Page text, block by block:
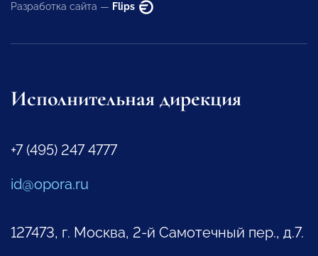
Разработка сайта — Flips
Исполнительная дирекция
+7 (495) 247 4777
id@opora.ru
127473, г. Москва, 2-й Самотечный пер., д.7.